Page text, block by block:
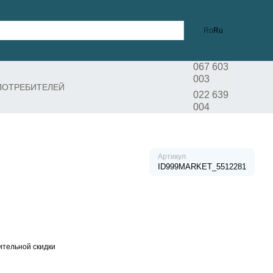
Ro Ru
067 603
003
022 639
004
Артикул
ID999MARKET_5512281
скидки